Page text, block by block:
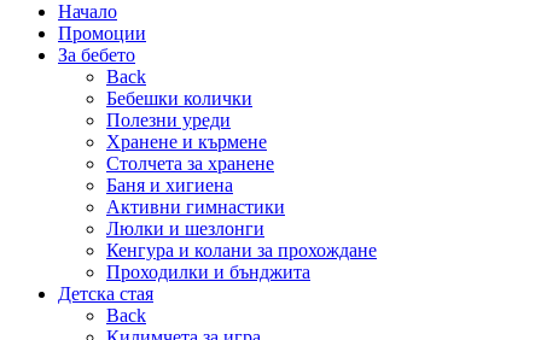
Начало
Промоции
За бебето
Back
Бебешки колички
Полезни уреди
Хранене и кърмене
Столчета за хранене
Баня и хигиена
Активни гимнастики
Люлки и шезлонги
Кенгура и колани за прохождане
Проходилки и бънджита
Детска стая
Back